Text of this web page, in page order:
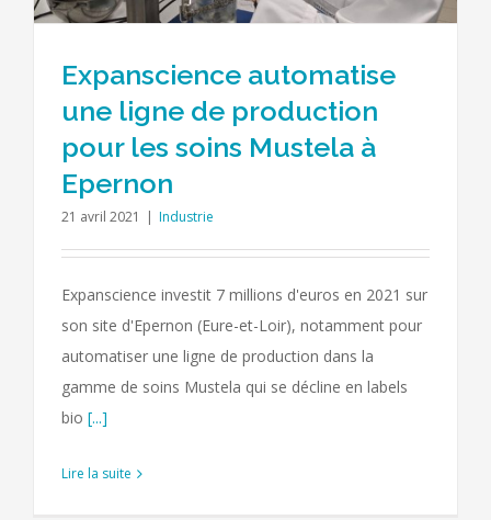
Expanscience automatise
une ligne de production
pour les soins Mustela à
Epernon
21 avril 2021 | Industrie
Expanscience investit 7 millions d'euros en 2021 sur
son site d'Epernon (Eure-et-Loir), notamment pour
automatiser une ligne de production dans la
gamme de soins Mustela qui se décline en labels
bio [...]
Lire la suite